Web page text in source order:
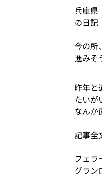
兵庫
の日記
今の所
進みそ
昨年と
たいが
なんか
記事全
フェラ
グラン